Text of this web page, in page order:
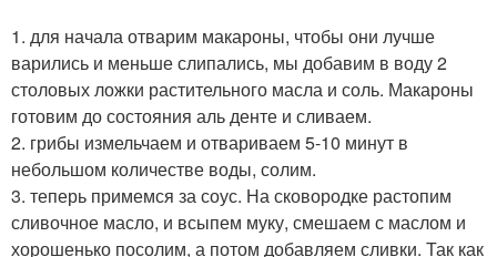
1. для начала отварим макароны, чтобы они лучше
варились и меньше слипались, мы добавим в воду 2
столовых ложки растительного масла и соль. Макароны
готовим до состояния аль денте и сливаем.
2. грибы измельчаем и отвариваем 5-10 минут в
небольшом количестве воды, солим.
3. теперь примемся за соус. На сковородке растопим
сливочное масло, и всыпем муку, смешаем с маслом и
хорошенько посолим, а потом добавляем сливки. Так как